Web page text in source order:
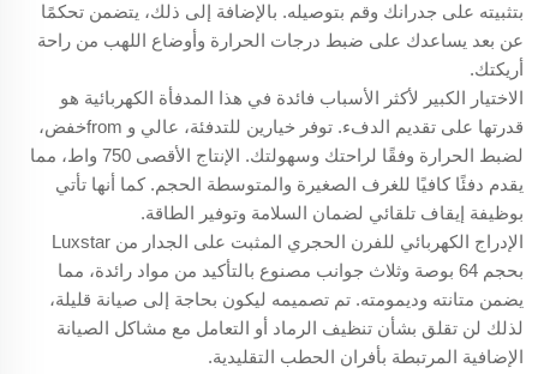
بتثبيته على جدرانك وقم بتوصيله. بالإضافة إلى ذلك، يتضمن تحكمًا
عن بعد يساعدك على ضبط درجات الحرارة وأوضاع اللهب من راحة
أريكتك.
الاختيار الكبير لأكثر الأسباب فائدة في هذا المدفأة الكهربائية هو
قدرتها على تقديم الدفء. توفر خيارين للتدفئة، عالي و fromخفض،
لضبط الحرارة وفقًا لراحتك وسهولتك. الإنتاج الأقصى 750 واط، مما
يقدم دفئًا كافيًا للغرف الصغيرة والمتوسطة الحجم. كما أنها تأتي
بوظيفة إيقاف تلقائي لضمان السلامة وتوفير الطاقة.
الإدراج الكهربائي للفرن الحجري المثبت على الجدار من Luxstar
بحجم 64 بوصة وثلاث جوانب مصنوع بالتأكيد من مواد رائدة، مما
يضمن متانته وديمومته. تم تصميمه ليكون بحاجة إلى صيانة قليلة،
لذلك لن تقلق بشأن تنظيف الرماد أو التعامل مع مشاكل الصيانة
الإضافية المرتبطة بأفران الحطب التقليدية.